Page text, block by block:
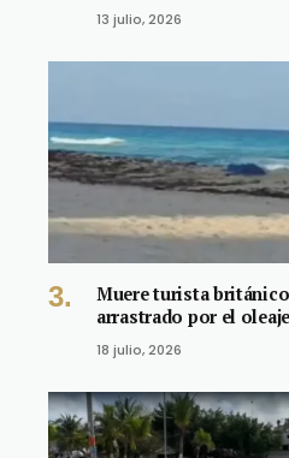
13 julio, 2026
Muere turista
arrastrado por el
18 julio, 2026